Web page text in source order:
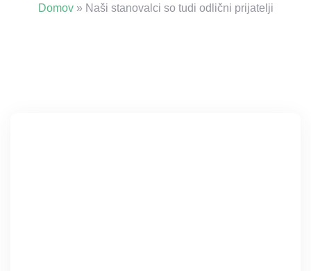
Domov» Naši stanovalci so tudi odlični prijatelji